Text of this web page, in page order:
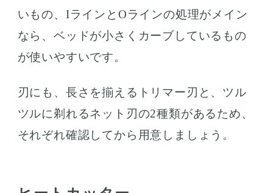
いもの、IラインとOラインの処理がメイン
なら、ベッドが小さくカーブしているもの
が使いやすいです。
刃にも、長さを揃えるトリマー刃と、ツル
ツルに剃れるネット刃の2種類があるため、
それぞれ確認してから用意しましょう。